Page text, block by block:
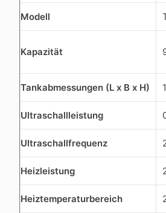
Modell
Kapazität
Tankabmessungen (L x B x H)
Ultraschallleistung
Ultraschallfrequenz
Heizleistung
Heiztemperaturbereich